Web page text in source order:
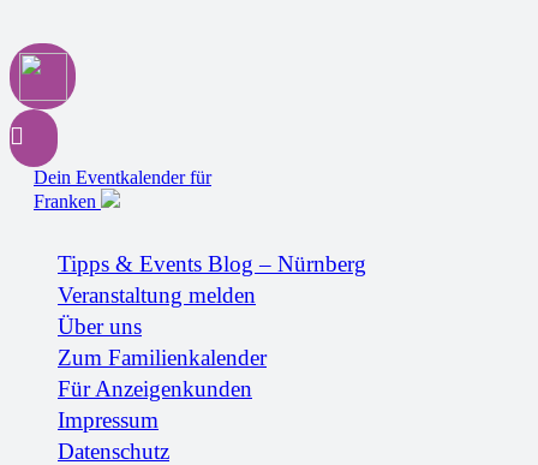
Dein Eventkalender für
Franken
Tipps & Events Blog – Nürnberg
Veranstaltung melden
Über uns
Zum Familienkalender
Für Anzeigenkunden
Impressum
Datenschutz